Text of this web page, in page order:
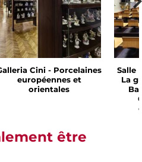
Cini - Porcelaines
européennes et
orientales
Salle
La
être